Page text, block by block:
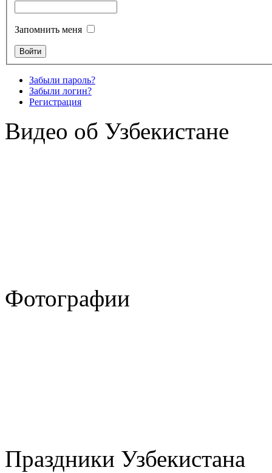
Запомнить меня
Забыли пароль?
Забыли логин?
Регистрация
Видео об Узбекистане
Фотографии
Праздники Узбекистана